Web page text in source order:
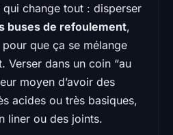
qui change tout : disperser
buses de refoulement,
que ça se mélange
Verser dans un coin “au
moyen d’avoir des
acides ou très basiques,
liner ou des joints.